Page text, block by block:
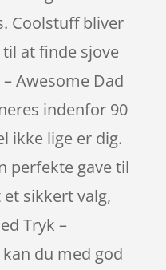
Coolstuff bliver
at finde sjove
Awesome Dad
indenfor 90
ikke lige er dig.
perfekte gave til
sikkert valg,
Tryk –
du med god